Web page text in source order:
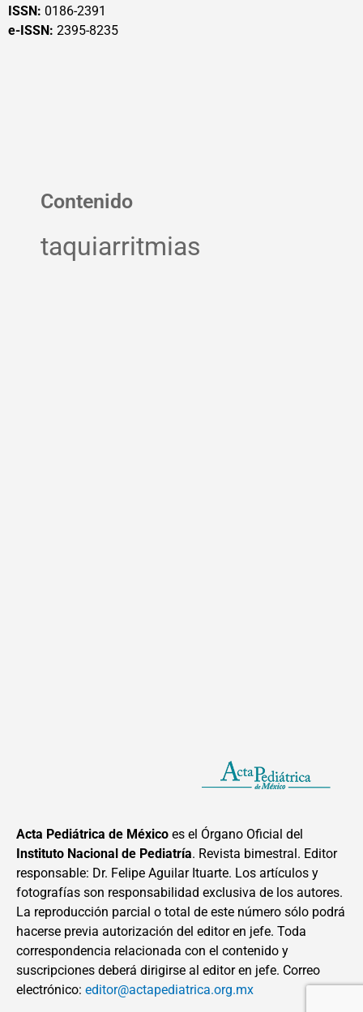
ISSN: 0186-2391
e-ISSN: 2395-8235
Contenido
taquiarritmias
Acta Pediátrica de México es el Órgano Oficial del
Instituto Nacional de Pediatría. Revista bimestral. Editor
responsable: Dr. Felipe Aguilar Ituarte. Los artículos y
fotografías son responsabilidad exclusiva de los autores.
La reproducción parcial o total de este número sólo podrá
hacerse previa autorización del editor en jefe. Toda
correspondencia relacionada con el contenido y
suscripciones deberá dirigirse al editor en jefe. Correo
electrónico: editor@actapediatrica.org.mx